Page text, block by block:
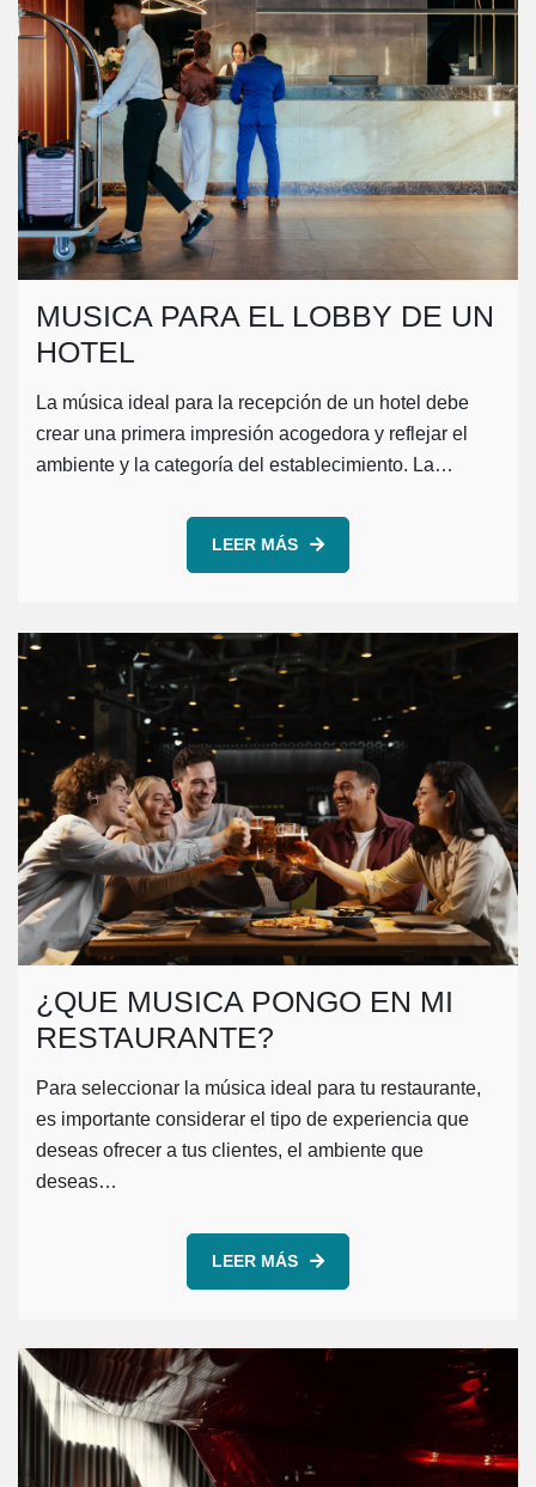
MUSICA PARA EL LOBBY DE UN
HOTEL
La música ideal para la recepción de un hotel debe
crear una primera impresión acogedora y reflejar el
ambiente y la categoría del establecimiento. La…
LEER MÁS
¿QUE MUSICA PONGO EN MI
RESTAURANTE?
Para seleccionar la música ideal para tu restaurante,
es importante considerar el tipo de experiencia que
deseas ofrecer a tus clientes, el ambiente que
deseas…
LEER MÁS